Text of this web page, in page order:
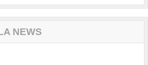
NEWS